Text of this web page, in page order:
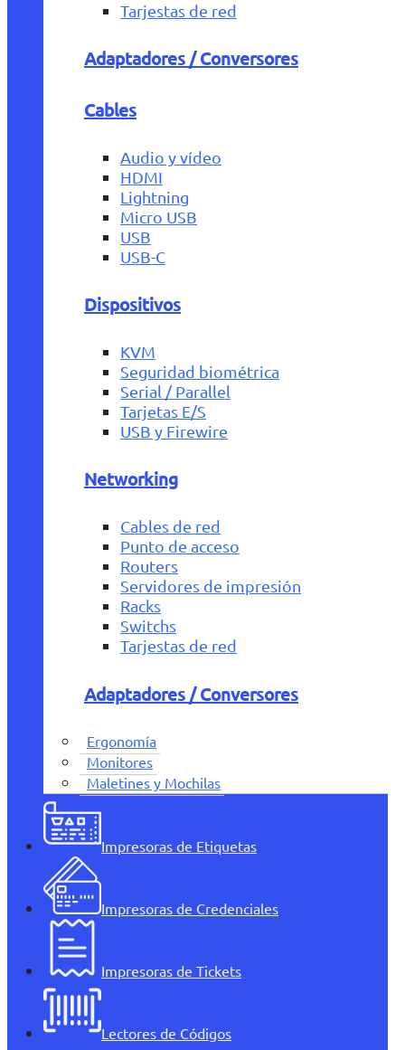
Tarjestas de red
Adaptadores / Conversores
Cables
Audio y vídeo
HDMI
Lightning
Micro USB
USB
USB-C
Dispositivos
KVM
Seguridad biométrica
Serial / Parallel
Tarjetas E/S
USB y Firewire
Networking
Cables de red
Punto de acceso
Routers
Servidores de impresión
Racks
Switchs
Tarjestas de red
Adaptadores / Conversores
Ergonomía
Monitores
Maletines y Mochilas
Impresoras de Etiquetas
Impresoras de Credenciales
Impresoras de Tickets
Lectores de Códigos